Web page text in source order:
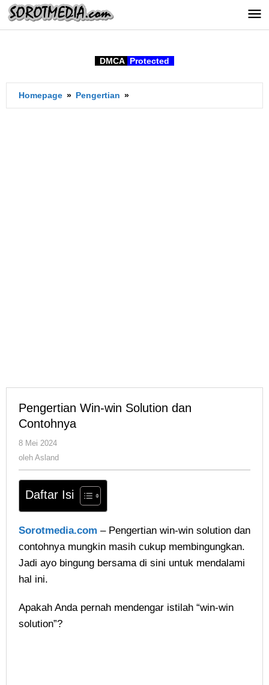
Lewati
ke
konten
DMCA Protected
Homepage » Pengertian »
Win-
Pengertian Win-win Solution dan
Contohnya
8 Mei 2024
oleh Asland
Daftar Isi
Sorotmedia.com – Pengertian win-win solution dan
contohnya mungkin masih cukup membingungkan.
Jadi ayo bingung bersama di sini untuk mendalami
hal ini.
Apakah Anda pernah mendengar istilah “win-win
solution”?